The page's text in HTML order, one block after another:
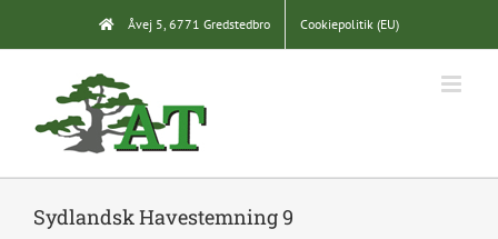
content
Åvej 5, 6771 Gredstedbro Cookiepolitik (EU)
Sydlandsk Havestemning 9